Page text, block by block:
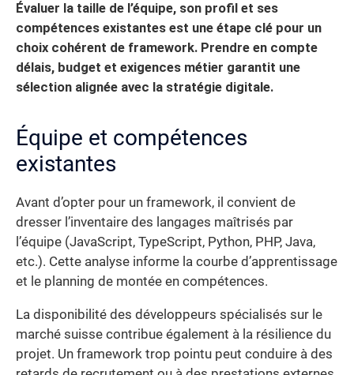
Évaluer la taille de l’équipe, son profil et ses
compétences existantes est une étape clé pour un
choix cohérent de framework. Prendre en compte
délais, budget et exigences métier garantit une
sélection alignée avec la stratégie digitale.
Équipe et compétences
existantes
Avant d’opter pour un framework, il convient de
dresser l’inventaire des langages maîtrisés par
l’équipe (JavaScript, TypeScript, Python, PHP, Java,
etc.). Cette analyse informe la courbe d’apprentissage
et le planning de montée en compétences.
La disponibilité des développeurs spécialisés sur le
marché suisse contribue également à la résilience du
projet. Un framework trop pointu peut conduire à des